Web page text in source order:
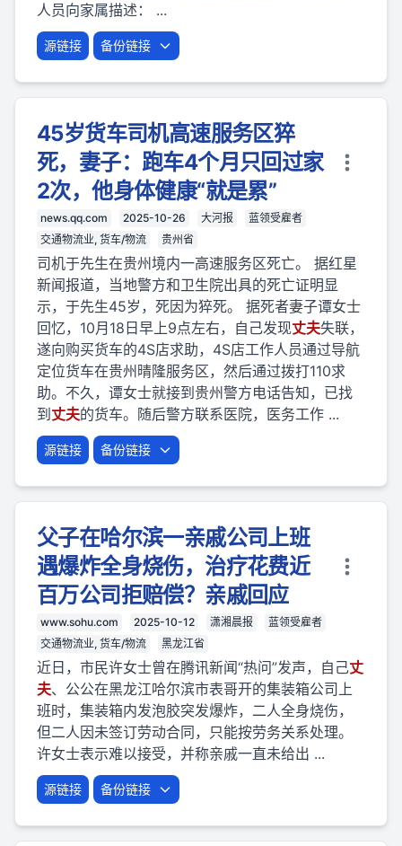
人员向家属描述： ...
源链接 备份链接
45岁货车司机高速服务区猝
死，妻子：跑车4个月只回过家
2次，他身体健康“就是累”
news.qq.com 2025-10-26 大河报
蓝领受雇者
交通物流业, 货车/物流
贵州省
司机于先生在贵州境内一高速服务区死亡。 据红星
新闻报道，当地警方和卫生院出具的死亡证明显
示，于先生45岁，死因为猝死。 据死者妻子谭女士
回忆，10月18日早上9点左右，自己发现丈夫失联，
遂向购买货车的4S店求助，4S店工作人员通过导航
定位货车在贵州晴隆服务区，然后通过拨打110求
助。不久，谭女士就接到贵州警方电话告知，已找
到 丈夫的货车。随后警方联系医院，医务工作 ...
源链接 备份链接
父子在哈尔滨一亲戚公司上班
遇爆炸全身烧伤，治疗花费近
百万公司拒赔偿？亲戚回应
www.sohu.com 2025-10-12 潇湘晨报
蓝领受雇者
交通物流业, 货车/物流
黑龙江省
近日，市民许女士曾在腾讯新闻“热问”发声，自己丈
夫、公公在黑龙江哈尔滨市表哥开的集装箱公司上
班时，集装箱内发泡胶突发爆炸，二人全身烧伤，
但二人因未签订劳动合同，只能按劳务关系处理。
许女士表示难以接受，并称亲戚一直未给出 ...
源链接 备份链接